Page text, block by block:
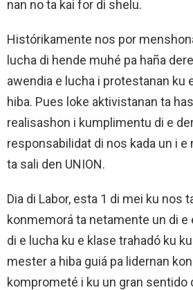
nan no ta kai for di shelu.
Histórikamente nos por
lucha di hende muhé pa haña
awendia e lucha i protestanan ku
hiba. Pues loke aktivistanan ta
realisashon i kumplimentu di e
responsabilidat di nos kada un i
ta sali den UNION.
Dia di Labor, esta 1 di mei ku nos
konmemorá ta netamente un di e
di e lucha ku e klase trahadó ku
mester a hiba guiá pa lidernan
komprometé i ku un gran sentido